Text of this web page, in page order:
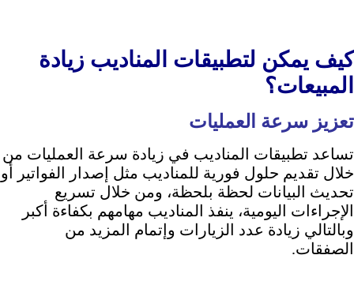
كيف يمكن لتطبيقات المناديب زيادة
المبيعات؟
تعزيز سرعة العمليات
تساعد تطبيقات المناديب في زيادة سرعة العمليات من
خلال تقديم حلول فورية للمناديب مثل إصدار الفواتير أو
تحديث البيانات لحظة بلحظة، ومن خلال تسريع
الإجراءات اليومية، ينفذ المناديب مهامهم بكفاءة أكبر
وبالتالي زيادة عدد الزيارات وإتمام المزيد من
الصفقات.